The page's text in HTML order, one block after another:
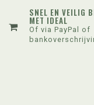
SNEL EN VEILIG
MET IDEAL
Of via PayPal of